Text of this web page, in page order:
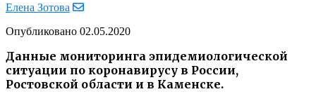
Елена Зотова
Опубликовано 02.05.2020
Данные мониторинга эпидемиологической
ситуации по коронавирусу в России,
Ростовской области и в Каменске.